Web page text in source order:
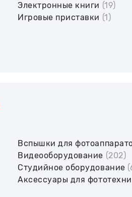
Электронные книги (19)
Игровые приставки (1)
Вспышки для
Видеооборудование (202)
Студийное оборудование
Аксессуары для